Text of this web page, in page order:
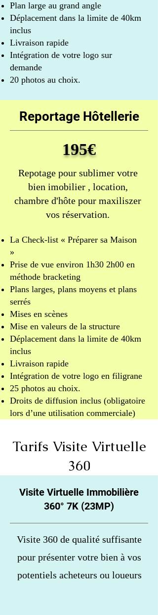
Plan large au grand angle
Déplacement dans la limite de 40km
inclus
Livraison rapide
Intégration de votre logo sur
demande
20 photos au choix.
Reportage Hôtellerie
195€
Repotage pour sublimer votre
bien imobilier , location,
chambre d'hôte pour maxiliszer
vos réservation.
La Check-list « Préparer sa Maison
»
Prise de vue environ 1h30 2h00 en
méthode bracketing
Plans larges, plans moyens et plans
serrés
Mises en scènes
Mise en valeurs de la structure
Déplacement dans la limite de 40km
inclus
Livraison rapide
Intégration de votre logo en filigrane
25 photos au choix.
Droits de diffusion inclus (obligatoire
lors d’une utilisation commerciale)
Tarifs Visite Virtuelle
360
Visite Virtuelle Immobilière
360° 7K (23MP)
Visite 360 de qualité suffisante
pour présenter votre bien à vos
potentiels acheteurs ou loueurs